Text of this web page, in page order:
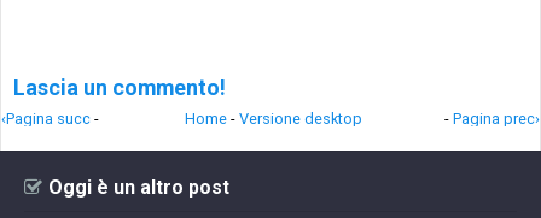
Lascia un commento!
‹Pagina succ - - Pagina prec›
Home - Versione desktop
Oggi è un altro post